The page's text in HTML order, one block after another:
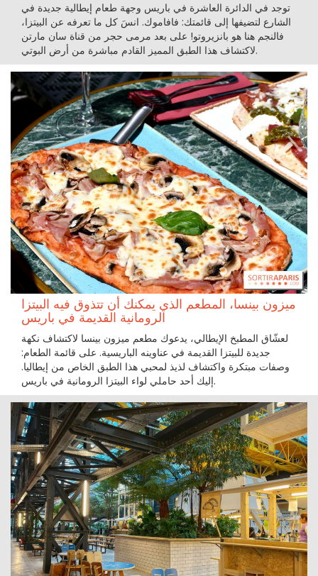
توجد في الدائرة العاشرة في باريس وجهة طعام إيطالية جديدة في
الشارع لتضيفها إلى قائمتك: فافاموك. انسَ كل ما تعرفه عن البيتزا،
فالنجم هنا هو بانزيروتو! على بعد مرمى حجر من قناة سان مارتن
لاكتشاف هذا الطبق المميز القادم مباشرة من أرض البوتي.
ميزون بينسا، المطعم الذي يمكنك أن تتذوق فيه البيتزا
الرومانية القديمة في باريس
لعشّاق المطبخ الإيطالي، يدعوك مطعم ميزون بينسا لاكتشاف نكهة
جديدة للبيتزا القديمة في عناوينه الباريسية. على قائمة الطعام:
وصفات مبتكرة واكتشاف لذيذ لمحبي هذا الطبق الخاص من إيطاليا.
إليك أحد حاملي لواء البيتزا الرومانية في باريس.